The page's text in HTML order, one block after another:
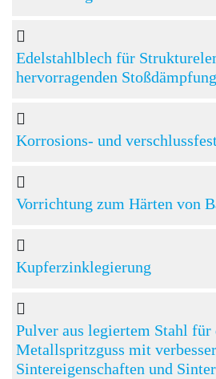
Edelstahlblech für
hervorragenden
Korrosions- und
Vorrichtung zum Härten von
Kupferzinklegierung
Pulver aus legiertem Stahl für
Metallspritzguss mit
Sintereigenschaften und